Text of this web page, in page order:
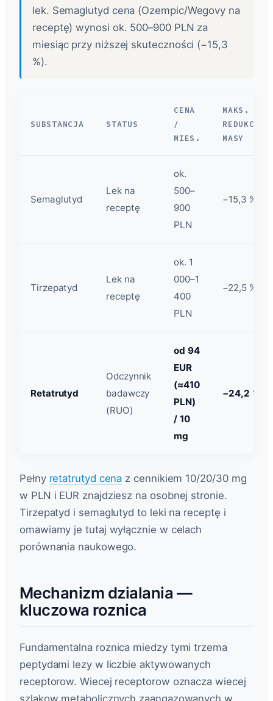
lek. Semaglutyd cena (Ozempic/Wegovy na
receptę) wynosi ok. 500–900 PLN za
miesiąc przy niższej skuteczności (−15,3
%).
SUBSTANCJA STATUS
CENA
/
MIES.
MAKS.
REDUKCJA
MASY
Semaglutyd
Lek na
receptę
ok.
500–
900
PLN
−15,3 %
Tirzepatyd
Lek na
receptę
ok. 1
000–1
400
PLN
−22,5 %
Retatrutyd
Odczynnik
badawczy
(RUO)
od 94
EUR
(≈410
PLN)
/ 10
mg
−24,2 %
Pełny retatrutyd cena z cennikiem 10/20/30 mg
w PLN i EUR znajdziesz na osobnej stronie.
Tirzepatyd i semaglutyd to leki na receptę i
omawiamy je tutaj wyłącznie w celach
porównania naukowego.
Mechanizm dzialania —
kluczowa roznica
Fundamentalna roznica miedzy tymi trzema
peptydami lezy w liczbie aktywowanych
receptorow. Wiecej receptorow oznacza wiecej
szlakow metabolicznych zaangazowanych w